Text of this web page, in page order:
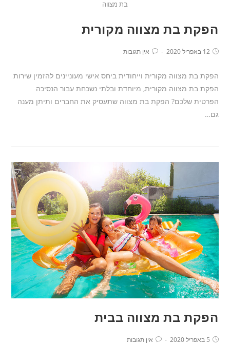
בת מצווה
הפקת בת מצווה מקורית
12 באפריל 2020 אין תגובות
הפקת בת מצווה מקורית וייחודית ביחס אישי מעוניינים להזמין שירות
הפקת בת מצווה מקורית, מיוחדת ובלתי נשכחת עבור הנסיכה
הפרטית שלכם? הפקת בת מצווה שתעסיק את החברים ותיתן מענה
גם…
הפקת בת מצווה בבית
5 באפריל 2020 אין תגובות